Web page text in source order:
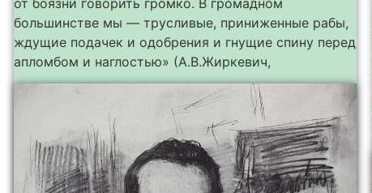
от боязни говорить громко. В громадном
большинстве мы — трусливые, приниженные рабы,
ждущие подачек и одобрения и гнущие спину перед
апломбом и наглостью» (А.В.Жиркевич,